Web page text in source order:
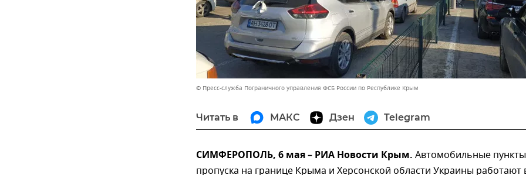
© Пресс-служба Пограничного управления ФСБ России по Республике Крым
Читать в МАКС Дзен Telegram
СИМФЕРОПОЛЬ, 6 мая – РИА Новости Крым. Автомобильные пункты
пропуска на границе Крыма и Херсонской области Украины работают